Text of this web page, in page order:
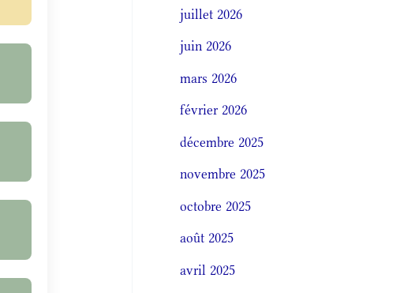
juillet 2026
juin 2026
mars 2026
février 2026
décembre 2025
novembre 2025
octobre 2025
août 2025
avril 2025